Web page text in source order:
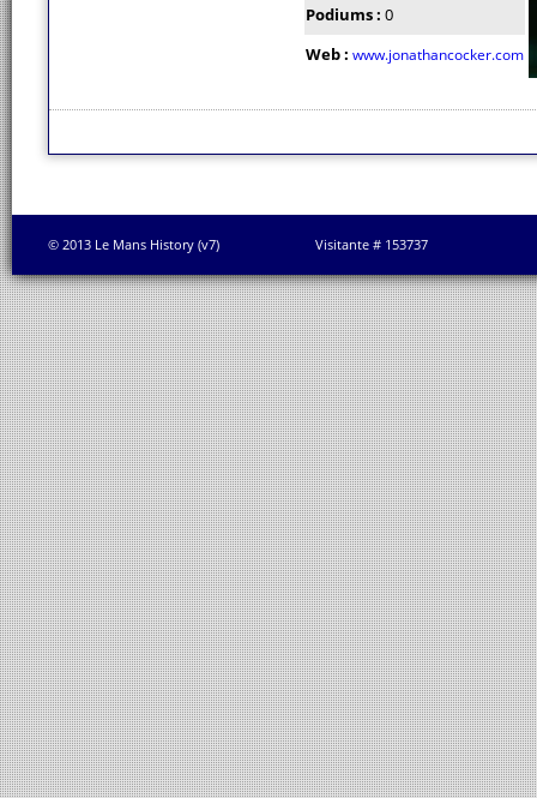
Podiums : 0
Web : www.jonathancocker.com
© 2013 Le Mans History (v7) Visitante # 153737